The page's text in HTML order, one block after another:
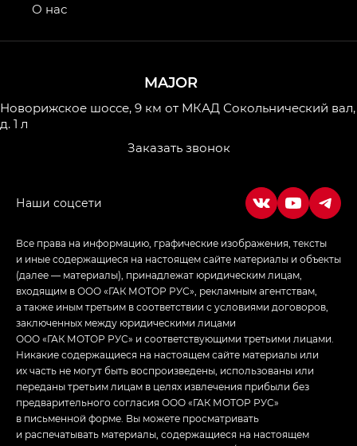
MAJOR
Новорижское шоссе, 9 км от МКАД Сокольнический вал,
д. 1 л
Заказать звонок
О нас
Все права на информацию, графические изображения, тексты
и иные содержащиеся на настоящем сайте материалы и объекты
(далее — материалы), принадлежат юридическим лицам,
входящим в ООО «ГАК МОТОР РУС», рекламным агентствам,
а также иным третьим в соответствии с условиями договоров,
заключенных между юридическими лицами
ООО «ГАК МОТОР РУС» и соответствующими третьими лицами.
Никакие содержащиеся на настоящем сайте материалы или
их часть не могут быть воспроизведены, использованы или
переданы третьим лицам в целях извлечения прибыли без
предварительного согласия ООО «ГАК МОТОР РУС»
в письменной форме. Вы можете просматривать
и распечатывать материалы, содержащиеся на настоящем